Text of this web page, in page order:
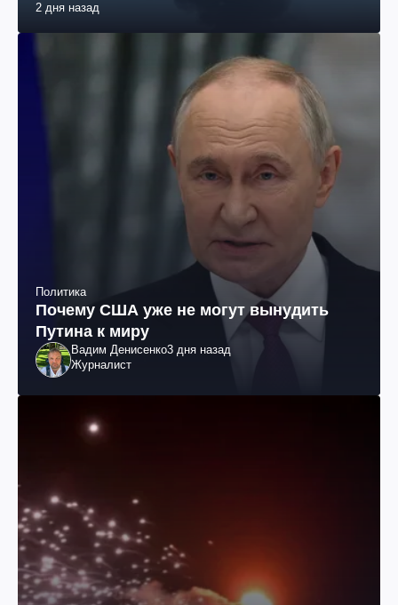
2 дня назад
Политика
Почему США уже не могут вынудить
Путина к миру
Вадим Денисенко3 дня назад
Журналист